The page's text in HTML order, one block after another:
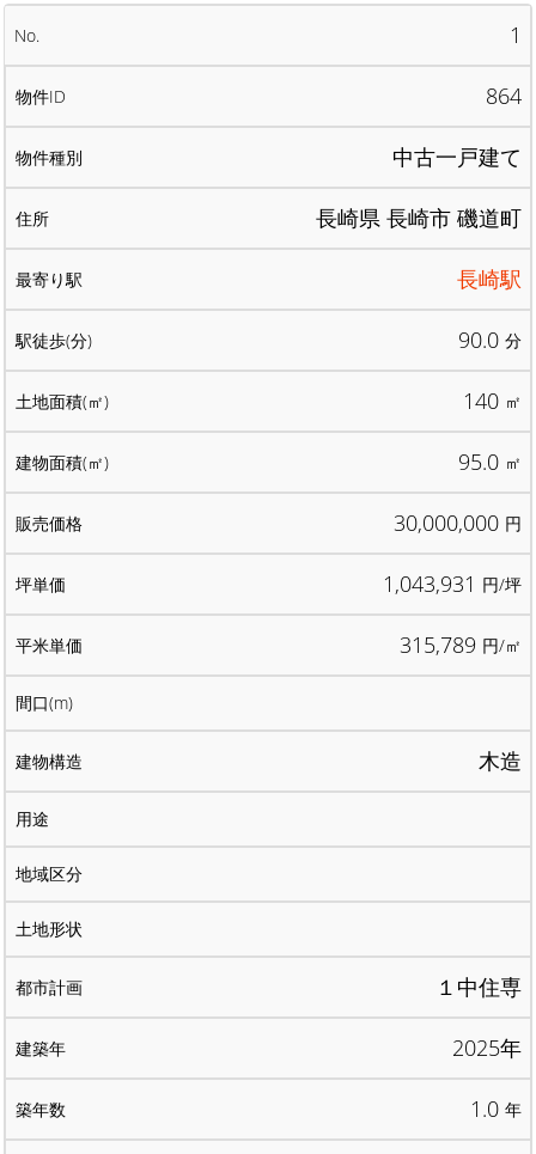
1
864
中古一戸建て
長崎県 長崎市 磯道町
長崎駅
90.0 分
140 ㎡
95.0 ㎡
30,000,000 円
1,043,931 円/坪
315,789 円/㎡
木造
１中住専
2025年
1.0 年